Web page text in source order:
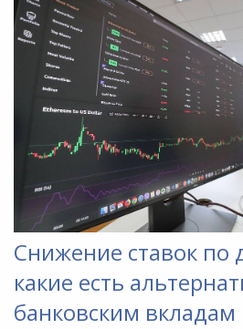
Снижение ставок по
какие есть
банковским вкладам